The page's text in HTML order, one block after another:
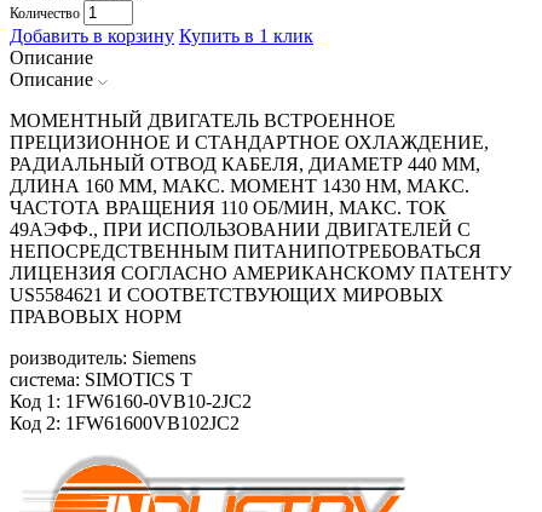
Количество
Добавить в корзину Купить в 1 клик
Описание
Описание
МОМЕНТНЫЙ ДВИГАТЕЛЬ ВСТРОЕННОЕ
ПРЕЦИЗИОННОЕ И СТАНДАРТНОЕ ОХЛАЖДЕНИЕ,
РАДИАЛЬНЫЙ ОТВОД КАБЕЛЯ, ДИАМЕТР 440 ММ,
ДЛИНА 160 ММ, МАКС. МОМЕНТ 1430 HM, МАКС.
ЧАСТОТА ВРАЩЕНИЯ 110 ОБ/MИН, МАКС. ТОК
49АЭФФ., ПРИ ИСПОЛЬЗОВАНИИ ДВИГАТЕЛЕЙ С
НЕПОСРЕДСТВЕННЫМ ПИТАНИПОТРЕБОВАТЬСЯ
ЛИЦЕНЗИЯ СОГЛАСНО АМЕРИКАНСКОМУ ПАТЕНТУ
US5584621 И СООТВЕТСТВУЮЩИХ МИРОВЫХ
ПРАВОВЫХ НОРМ
роизводитель: Siemens
система: SIMOTICS T
Код 1: 1FW6160-0VB10-2JC2
Код 2: 1FW61600VB102JC2